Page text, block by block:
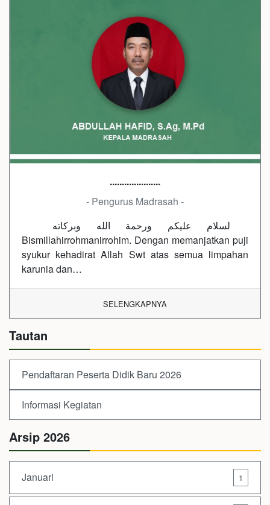
.....................
- Pengurus Madrasah -
Bismillahirrohmanirrohim. Dengan memanjatkan puji
syukur kehadirat Allah Swt atas semua limpahan
karunia dan…
SELENGKAPNYA
Tautan
Pendaftaran Peserta Didik Baru 2026
Informasi Kegiatan
Arsip 2026
Januari 1